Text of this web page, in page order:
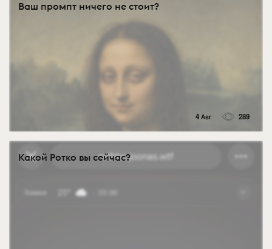
Ваш промпт ничего не стоит?
4 Авг 289
Какой Ротко вы сейчас?